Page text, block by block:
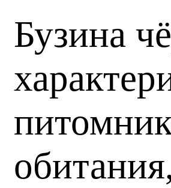
Бузина